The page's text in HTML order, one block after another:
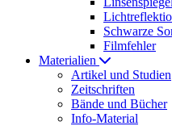
Schwarze
Filmfehler
Materialien
Artikel und Studien
Zeitschriften
Bände und Bücher
Info-Material